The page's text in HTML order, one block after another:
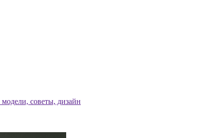
советы, дизайн